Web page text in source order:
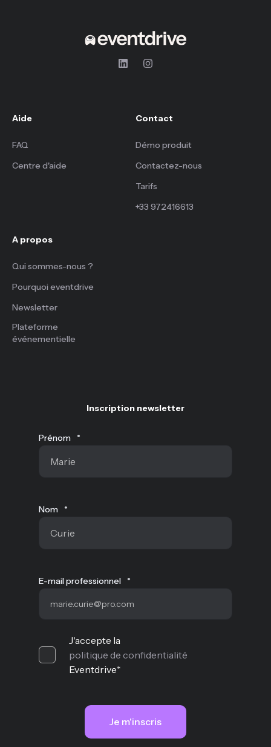
Aide
FAQ
Centre d'aide
Contact
Démo produit
Contactez-nous
Tarifs
+33 972416613
A propos
Qui sommes-nous ?
Pourquoi eventdrive
Newsletter
Plateforme
événementielle
Inscription newsletter
Prénom *
Nom *
E-mail professionnel *
J'accepte la
politique de confidentialité
Eventdrive*